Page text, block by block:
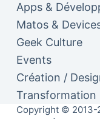
Apps &
Matos &
Geek Culture
Events
Création /
Transformation
Copyright © 2013-